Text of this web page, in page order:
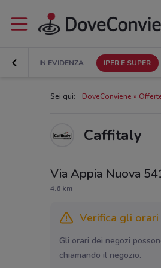
IN EVIDENZA IPER E SUPER
Sei qui: DoveConviene
Caffitaly
Via Appia Nuova
4.6 km
Verifica gli orari
Gli orari dei negozi
chiamando il negozio.